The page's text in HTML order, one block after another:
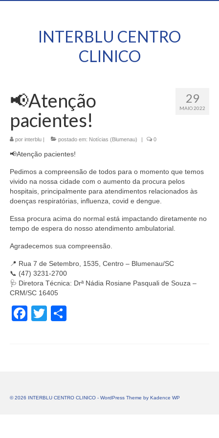
INTERBLU CENTRO
CLINICO
29
MAIO 2022
📢Atenção
pacientes!
por interblu | postado em: Notícias (Blumenau) | 0
📢Atenção pacientes!
Pedimos a compreensão de todos para o momento que temos
vivido na nossa cidade com o aumento da procura pelos
hospitais, principalmente para atendimentos relacionados às
doenças respiratórias, influenza, covid e dengue.
Essa procura acima do normal está impactando diretamente no
tempo de espera do nosso atendimento ambulatorial.
Agradecemos sua compreensão.
📍 Rua 7 de Setembro, 1535, Centro – Blumenau/SC
📞 (47) 3231-2700
🩺 Diretora Técnica: Drª Nádia Rosiane Pasquali de Souza –
CRM/SC 16405
Facebook
Twitter
© 2026 INTERBLU CENTRO CLINICO - WordPress Theme by Kadence WP